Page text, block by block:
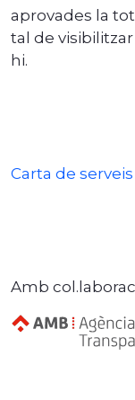
aprovades la
tal de
hi.
Carta de serveis
Amb